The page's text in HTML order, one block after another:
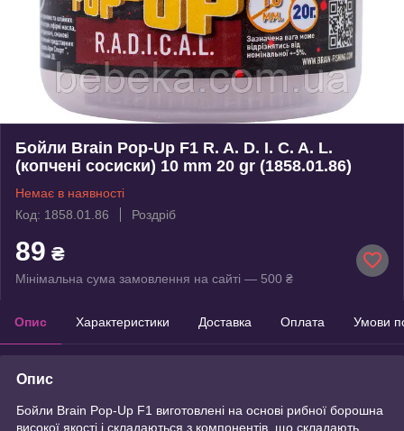
Бойли Brain Pop-Up F1 R. A. D. I. C. A. L.
(копчені сосиски) 10 mm 20 gr (1858.01.86)
Немає в наявності
Код: 1858.01.86
Роздріб
89 ₴
Мінімальна сума замовлення на сайті — 500 ₴
Опис Характеристики Доставка Оплата Умови
Опис
Бойли Brain Pop-Up F1 виготовлені на основі рибної борошна
високої якості і складаються з компонентів, що складають